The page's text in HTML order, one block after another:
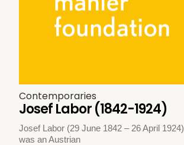
Contemporaries
Josef Labor (1842-1924)
Josef Labor (29 June 1842 – 26 April 1924)
was an Austrian